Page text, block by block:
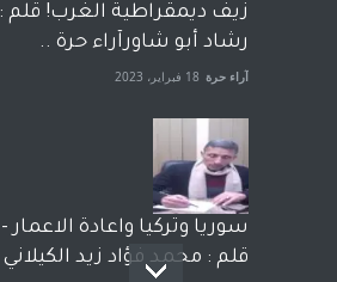
زيف ديمقراطية الغرب! قلم :
رشاد أبو شاورآراء حرة ..
آراء حرة 18 فبراير، 2023
سوريا وتركيا واعادة الاعمار -
قلم : محمد فؤاد زيد الكيلاني